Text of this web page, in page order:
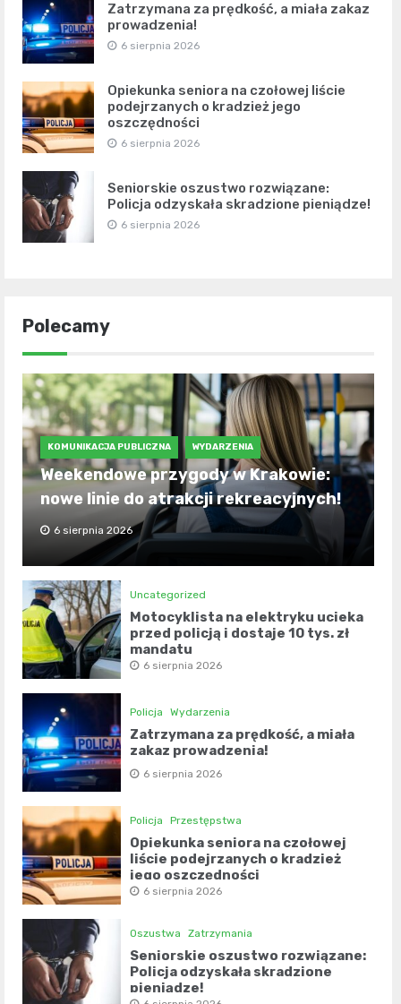
Zatrzymana za prędkość, a miała zakaz
prowadzenia!
6 sierpnia 2026
Opiekunka seniora na czołowej liście
podejrzanych o kradzież jego
oszczędności
6 sierpnia 2026
Seniorskie oszustwo rozwiązane:
Policja odzyskała skradzione pieniądze!
6 sierpnia 2026
Polecamy
KOMUNIKACJA PUBLICZNA WYDARZENIA
Weekendowe przygody w Krakowie:
nowe linie do atrakcji rekreacyjnych!
6 sierpnia 2026
Uncategorized
Motocyklista na elektryku ucieka
przed policją i dostaje 10 tys. zł
mandatu
6 sierpnia 2026
Policja Wydarzenia
Zatrzymana za prędkość, a miała
zakaz prowadzenia!
6 sierpnia 2026
Policja Przestępstwa
Opiekunka seniora na czołowej
liście podejrzanych o kradzież
jego oszczędności
6 sierpnia 2026
Oszustwa Zatrzymania
Seniorskie oszustwo rozwiązane:
Policja odzyskała skradzione
pieniądze!